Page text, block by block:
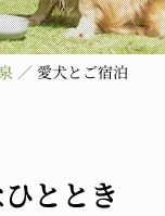
愛犬とご宿泊
ととき